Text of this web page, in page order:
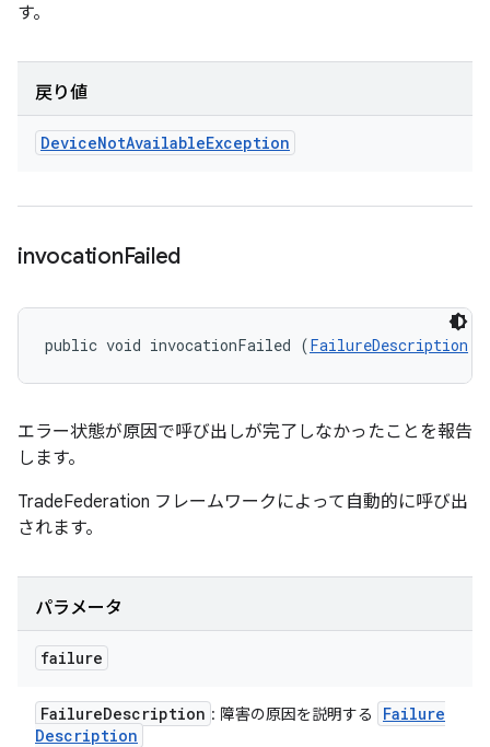
す。
戻り値
DeviceNotAvailableException
invocationFailed
public void invocationFailed (FailureDescription
エラー状態が原因で呼び出しが完了しなかったことを報告
します。
TradeFederation フレームワークによって自動的に呼び出
されます。
パラメータ
failure
FailureDescription : 障害の原因を説明する
Failure
Description